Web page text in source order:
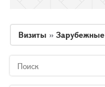
Визиты » Зарубежные